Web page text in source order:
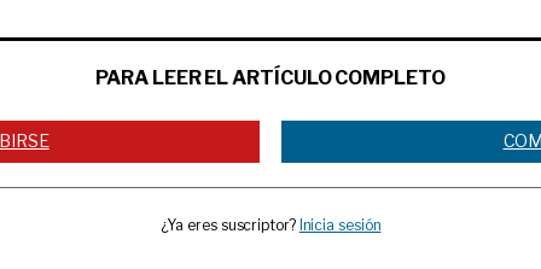
PARA LEER EL ARTÍCULO COMPLETO
¿Ya eres suscriptor? Inicia sesión